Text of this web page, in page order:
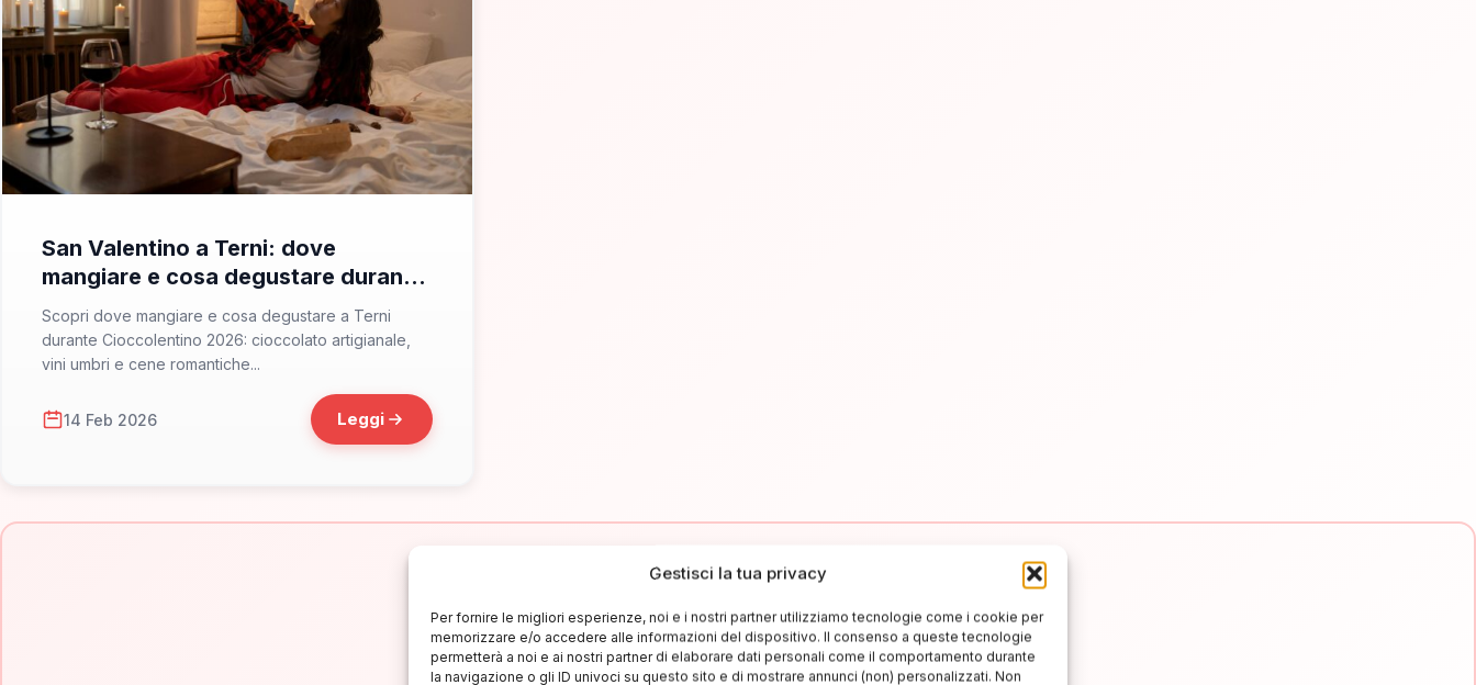
Gestisci la tua privacy
Per fornire le migliori esperienze, noi e i nostri partner utilizziamo tecnologie come i cookie per
memorizzare e/o accedere alle informazioni del dispositivo. Il consenso a queste tecnologie
permetterà a noi e ai nostri partner di elaborare dati personali come il comportamento durante
la navigazione o gli ID univoci su questo sito e di mostrare annunci (non) personalizzati. Non
San Valentino a Terni: dove
mangiare e cosa degustare durante
Cioccolentino 2026
Scopri dove mangiare e cosa degustare a Terni
durante Cioccolentino 2026: cioccolato artigianale,
vini umbri e cene romantiche...
14 Feb 2026 Leggi
✉
Resta aggiornato sull'Italia